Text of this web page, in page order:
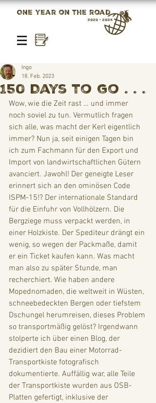
One year on the road
2023 - 2024
150 Days to go . . .
Ingo
18. Feb. 2023
Wow, wie die Zeit rast … und immer
noch soviel zu tun. Vermutlich fragen
sich alle, was macht der Kerl eigentlich
immer? Nun ja, seit einigen Tagen bin
ich zum Fachmann für den Export und
Import von landwirtschaftlichen Gütern
avanciert. Jawohl! Der geneigte Leser
erinnert sich an den ominösen Code
ISPM-15!? Der internationale Standard
für die Einfuhr von Vollhölzern. Die
Bergziege muss verpackt werden, in
einer Holzkiste. Der Spediteur drängt ein
wenig, so wegen der Packmaße, damit
er ein Ticket kaufen kann. Was macht
man also zu später Stunde, man
recherchiert. Wie haben andere
Mopednomaden, die weltweit in Wüsten,
schneebedeckten Bergen oder tiefstem
Dschungel herumreisen, dieses Problem
so transportmäßig gelöst? Irgendwann
stolperte ich über einen Blog, der
dezidiert den Bau einer Motorrad-
Transportkiste fotografisch
dokumentierte. Auffällig war, alle Teile
der Transportkiste wurden aus OSB-
Platten gefertigt, inklusive der